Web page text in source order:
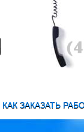
КАК ЗАКАЗАТЬ